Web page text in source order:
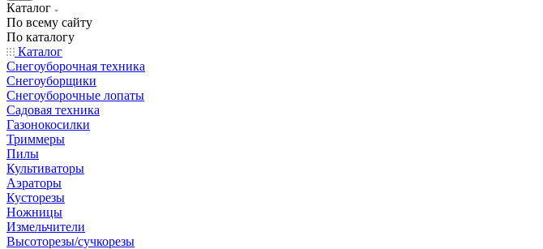
Каталог
По всему сайту
По каталогу
Каталог
Снегоуборочная техника
Снегоуборщики
Снегоуборочные лопаты
Садовая техника
Газонокосилки
Триммеры
Пилы
Культиваторы
Аэраторы
Кусторезы
Ножницы
Измельчители
Высоторезы/сучкорезы